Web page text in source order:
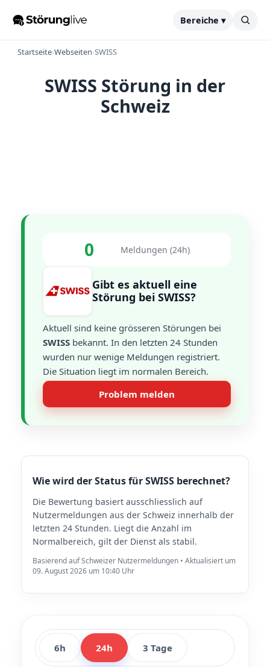
Bereiche ▾
Startseite›Webseiten›SWISS
SWISS Störung in der
Schweiz
0 Meldungen (24h)
Gibt es aktuell eine
Störung bei SWISS?
Aktuell sind keine grösseren Störungen bei
SWISS bekannt. In den letzten 24 Stunden
wurden nur wenige Meldungen registriert.
Die Situation liegt im normalen Bereich.
Problem melden
Wie wird der Status für SWISS berechnet?
Die Bewertung basiert ausschliesslich auf
Nutzermeldungen aus der Schweiz innerhalb der
letzten 24 Stunden. Liegt die Anzahl im
Normalbereich, gilt der Dienst als stabil.
Basierend auf Schweizer Nutzermeldungen • Aktualisiert um
09. August 2026 um 10:40 Uhr
6h 24h 3 Tage